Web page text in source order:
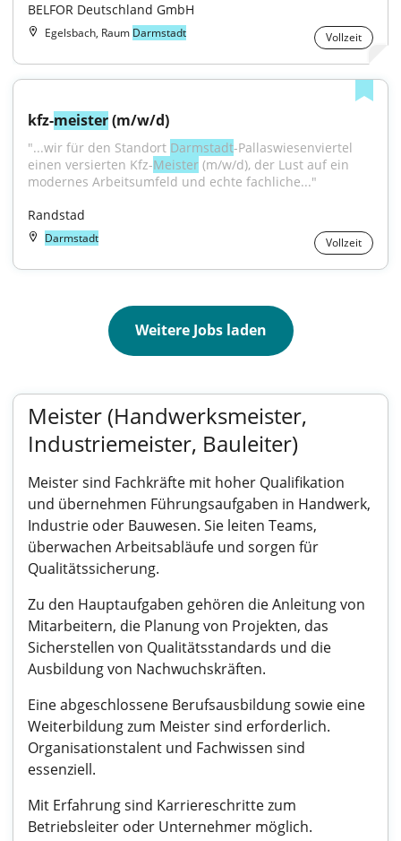
BELFOR Deutschland GmbH
Egelsbach, Raum Darmstadt Vollzeit
kfz-meister (m/w/d)
"...wir für den Standort Darmstadt-Pallaswiesenviertel
einen versierten Kfz-Meister (m/w/d), der Lust auf ein
modernes Arbeitsumfeld und echte fachliche..."
Randstad
Darmstadt Vollzeit
Weitere Jobs laden
Meister (Handwerksmeister,
Industriemeister, Bauleiter)
Meister sind Fachkräfte mit hoher Qualifikation
und übernehmen Führungsaufgaben in Handwerk,
Industrie oder Bauwesen. Sie leiten Teams,
überwachen Arbeitsabläufe und sorgen für
Qualitätssicherung.
Zu den Hauptaufgaben gehören die Anleitung von
Mitarbeitern, die Planung von Projekten, das
Sicherstellen von Qualitätsstandards und die
Ausbildung von Nachwuchskräften.
Eine abgeschlossene Berufsausbildung sowie eine
Weiterbildung zum Meister sind erforderlich.
Organisationstalent und Fachwissen sind
essenziell.
Mit Erfahrung sind Karriereschritte zum
Betriebsleiter oder Unternehmer möglich.